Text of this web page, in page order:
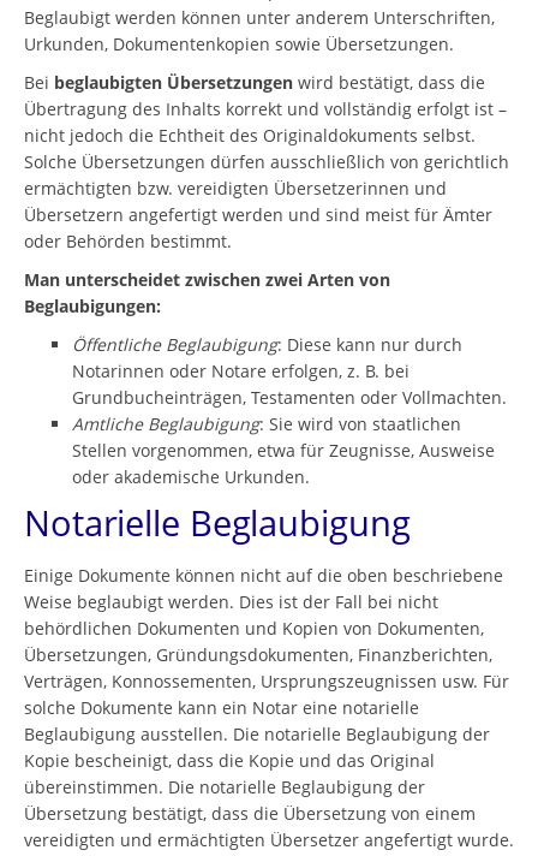
Beglaubigt werden können unter anderem Unterschriften,
Urkunden, Dokumentenkopien sowie Übersetzungen.
Bei beglaubigten Übersetzungen wird bestätigt, dass die
Übertragung des Inhalts korrekt und vollständig erfolgt ist –
nicht jedoch die Echtheit des Originaldokuments selbst.
Solche Übersetzungen dürfen ausschließlich von gerichtlich
ermächtigten bzw. vereidigten Übersetzerinnen und
Übersetzern angefertigt werden und sind meist für Ämter
oder Behörden bestimmt.
Man unterscheidet zwischen zwei Arten von
Beglaubigungen:
Öffentliche Beglaubigung: Diese kann nur durch
Notarinnen oder Notare erfolgen, z. B. bei
Grundbucheinträgen, Testamenten oder Vollmachten.
Amtliche Beglaubigung: Sie wird von staatlichen
Stellen vorgenommen, etwa für Zeugnisse, Ausweise
oder akademische Urkunden.
Notarielle Beglaubigung
Einige Dokumente können nicht auf die oben beschriebene
Weise beglaubigt werden. Dies ist der Fall bei nicht
behördlichen Dokumenten und Kopien von Dokumenten,
Übersetzungen, Gründungsdokumenten, Finanzberichten,
Verträgen, Konnossementen, Ursprungszeugnissen usw. Für
solche Dokumente kann ein Notar eine notarielle
Beglaubigung ausstellen. Die notarielle Beglaubigung der
Kopie bescheinigt, dass die Kopie und das Original
übereinstimmen. Die notarielle Beglaubigung der
Übersetzung bestätigt, dass die Übersetzung von einem
vereidigten und ermächtigten Übersetzer angefertigt wurde.